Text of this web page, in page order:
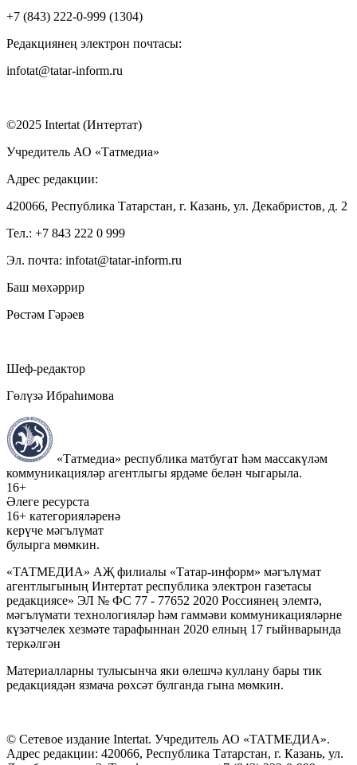
+7 (843) 222-0-999 (1304)
Редакциянең электрон почтасы:
infotat@tatar-inform.ru
©2025 Intertat (Интертат)
Учредитель АО «Татмедиа»
Адрес редакции:
420066, Республика Татарстан, г. Казань, ул. Декабристов, д. 2
Тел.: +7 843 222 0 999
Эл. почта: infotat@tatar-inform.ru
Баш мөхәррир
Рөстәм Гәрәев
Шеф-редактор
Гөлүзә Ибраһимова
«Татмедиа» республика матбугат һәм массакүләм
коммуникацияләр агентлыгы ярдәме белән чыгарыла.
16+
Әлеге ресурста
16+ категорияләренә
керүче мәгълүмат
булырга мөмкин.
«ТАТМЕДИА» АҖ филиалы «Татар-информ» мәгълүмат
агентлыгының Интертат республика электрон газетасы
редакциясе» ЭЛ № ФС 77 - 77652 2020 Россиянең элемтә,
мәгълүмати технологияләр һәм гаммәви коммуникацияләрне
күзәтчелек хезмәте тарафыннан 2020 елның 17 гыйнварында
теркәлгән
Материалларны тулысынча яки өлешчә куллану бары тик
редакциядән язмача рөхсәт булганда гына мөмкин.
© Сетевое издание Intertat. Учредитель АО «ТАТМЕДИА».
Адрес редакции: 420066, Республика Татарстан, г. Казань, ул.